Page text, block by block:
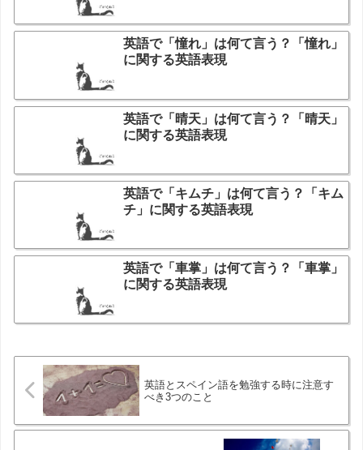
英語で「憧れ」は何て言う？「憧れ」
に関する英語表現
英語で「晴天」は何て言う？「晴天」
に関する英語表現
英語で「キムチ」は何て言う？「キム
チ」に関する英語表現
英語で「車掌」は何て言う？「車掌」
に関する英語表現
英語とスペイン語を勉強する時に注意す
べき3つのこと